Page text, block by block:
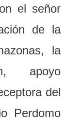
el señor
de la
la
apoyo
del
Perdomo